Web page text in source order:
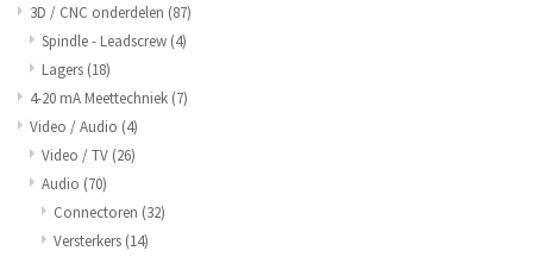
3D / CNC onderdelen (87)
Spindle - Leadscrew (4)
Lagers (18)
4-20 mA Meettechniek (7)
Video / Audio (4)
Video / TV (26)
Audio (70)
Connectoren (32)
Versterkers (14)